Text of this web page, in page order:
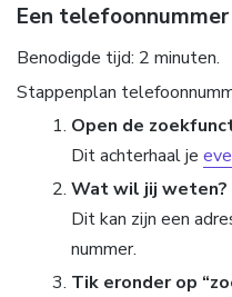
Een
Benodigde tijd: 2 minuten.
Stappenplan
Open de
Dit achterhaal je
Wat wil jij weten?
Dit kan zijn een
nummer.
Tik eronder op